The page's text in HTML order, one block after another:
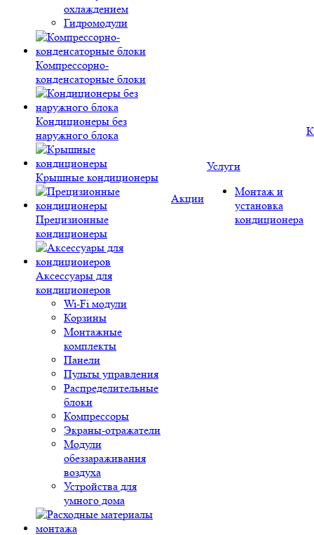
охлаждением
Гидромодули
Компрессорно-
конденсаторные блоки
Кондиционеры без
наружного блока
Крышные кондиционеры
Прецизионные
кондиционеры
Аксессуары для
кондиционеров
Wi-Fi модули
Корзины
Монтажные
комплекты
Панели
Пульты управления
Распределительные
блоки
Компрессоры
Экраны-отражатели
Модули
обеззараживания
воздуха
Устройства для
умного дома
Акции
Услуги
Монтаж и
установка
кондиционера